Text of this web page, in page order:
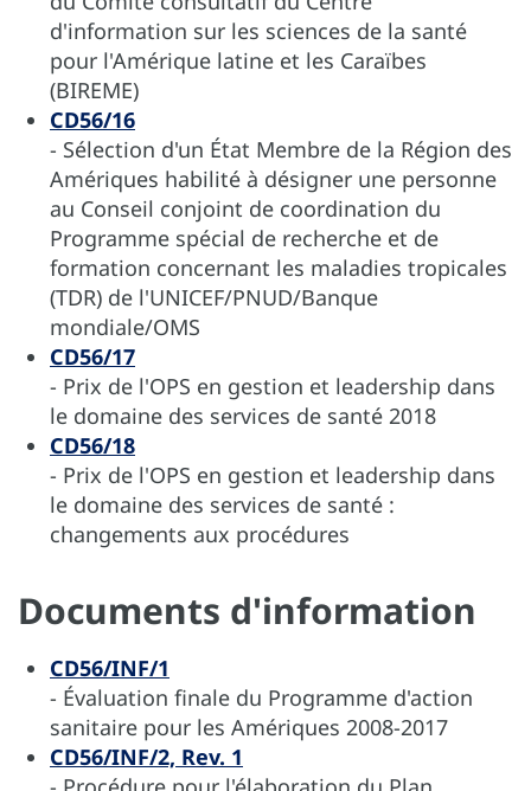
d'information sur les sciences de la santé
pour l'Amérique latine et les Caraïbes
(BIREME)
CD56/16
- Sélection d'un État Membre de la Région des
Amériques habilité à désigner une personne
au Conseil conjoint de coordination du
Programme spécial de recherche et de
formation concernant les maladies tropicales
(TDR) de l'UNICEF/PNUD/Banque
mondiale/OMS
CD56/17
- Prix de l'OPS en gestion et leadership dans
le domaine des services de santé 2018
CD56/18
- Prix de l'OPS en gestion et leadership dans
le domaine des services de santé :
changements aux procédures
Documents d'information
CD56/INF/1
- Évaluation finale du Programme d'action
sanitaire pour les Amériques 2008-2017
CD56/INF/2, Rev. 1